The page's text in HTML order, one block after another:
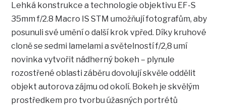
Lehká konstrukce a technologie objektivu EF-S
35mm f/2.8 Macro IS STM umožňují fotografům, aby
posunuli své umění o další krok vpřed. Díky kruhové
cloně se sedmi lamelami a světelností f/2,8 umí
novinka vytvořit nádherný bokeh – plynule
rozostřené oblasti záběru dovolují skvěle oddělit
objekt autorova zájmu od okolí. Bokeh je skvělým
prostředkem pro tvorbu úžasných portrétů